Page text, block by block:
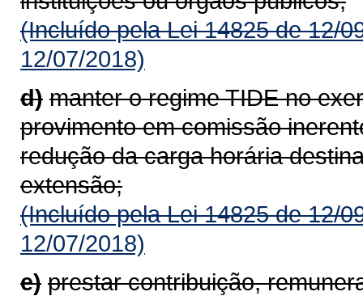
(Incluído pela Lei 14825 de 12/
12/07/2018)
d) manter o regime TIDE no
provimento em comissão
redução da carga horária
extensão;
(Incluído pela Lei 14825 de 12/
12/07/2018)
e) prestar contribuição,